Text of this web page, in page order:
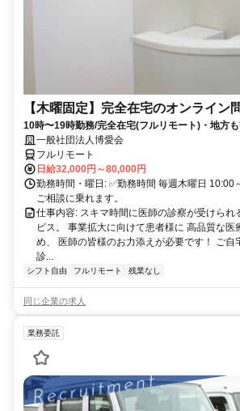
【木曜固定】完全在宅のオンライン
10時〜19時勤務/完全在宅(フルリモート)・地方
業務一般社団法人博愛会
フルリモート
日給32,000円～80,000円
勤務時間・曜日: ✅勤務時間 毎週木曜日
ご相談に乗れます。
仕事内容: スキマ時間に医師の診察が受けられ
ビス。 事業拡大に向けて患者様に 高品質な医
め、 医師の皆様のお力添えが必要です！ ご自
診...
シフト自由 フルリモート 残業なし
同じ企業の求人
業務委託